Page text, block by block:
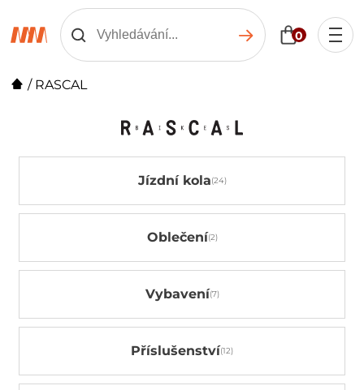
0
/ RASCAL
Jízdní kola
Oblečení
Vybavení
Příslušenství